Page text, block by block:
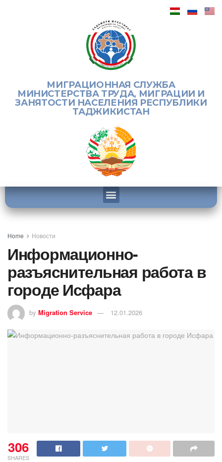
МИГРАЦИОННАЯ СЛУЖБА
МИНИСТЕРСТВА ТРУДА, МИГРАЦИИ И
ЗАНЯТОСТИ НАСЕЛЕНИЯ РЕСПУБЛИКИ
ТАДЖИКИСТАН
Home Новости
Информационно-
разъяснительная работа в
городе Исфара
by Migration Service 12.01.2026
306
SHARES